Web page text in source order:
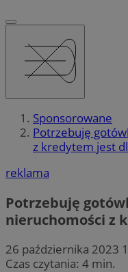
Sponsorowane
Potrzebuję
z kredytem jest
reklama
Potrzebuję
nieruchomości z
26 października 2023
Czas czytania: 4 min.